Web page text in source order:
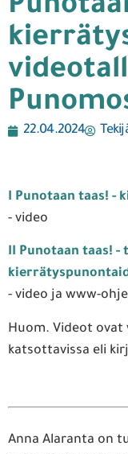
22.04.2024
I Punotaan taas! -
- video
II Punotaan taas!
- video ja www-ohje
Huom. Videot ovat
katsottavissa eli
Anna Alaranta on